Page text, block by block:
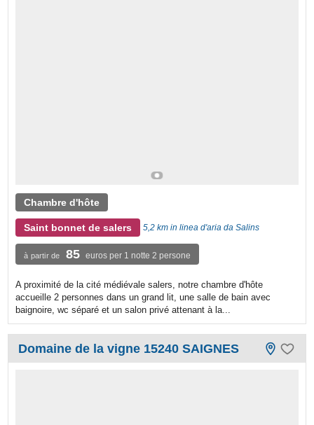
Chambre d'hôte
Saint bonnet de salers 5,2 km in linea d'aria da Salins
à partir de 85 euros per 1 notte 2 persone
A proximité de la cité médiévale salers, notre chambre d'hôte
accueille 2 personnes dans un grand lit, une salle de bain avec
baignoire, wc séparé et un salon privé attenant à la...
Domaine de la vigne 15240 SAIGNES